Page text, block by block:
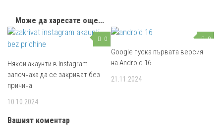
Може да харесате още...
0
Някои акаунти в Instagram
започнаха да се закриват без
причина
10.10.2024
0
Google пуска първата версия
на Android 16
21.11.2024
Вашият коментар